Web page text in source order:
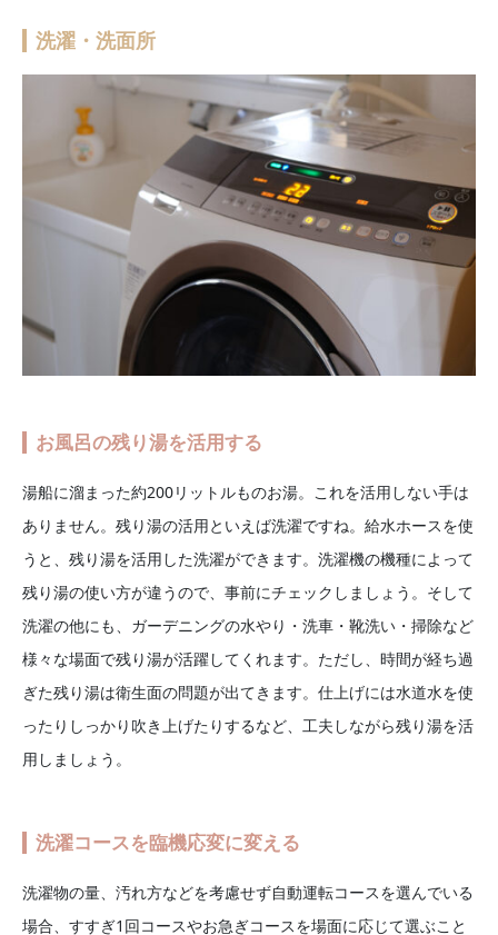
洗濯・洗面所
お風呂の残り湯を活用する
湯船に溜まった約200リットルものお湯。これを活用しない手は
ありません。残り湯の活用といえば洗濯ですね。給水ホースを使
うと、残り湯を活用した洗濯ができます。洗濯機の機種によって
残り湯の使い方が違うので、事前にチェックしましょう。そして
洗濯の他にも、ガーデニングの水やり・洗車・靴洗い・掃除など
様々な場面で残り湯が活躍してくれます。ただし、時間が経ち過
ぎた残り湯は衛生面の問題が出てきます。仕上げには水道水を使
ったりしっかり吹き上げたりするなど、工夫しながら残り湯を活
用しましょう。
洗濯コースを臨機応変に変える
洗濯物の量、汚れ方などを考慮せず自動運転コースを選んでいる
場合、すすぎ1回コースやお急ぎコースを場面に応じて選ぶこと